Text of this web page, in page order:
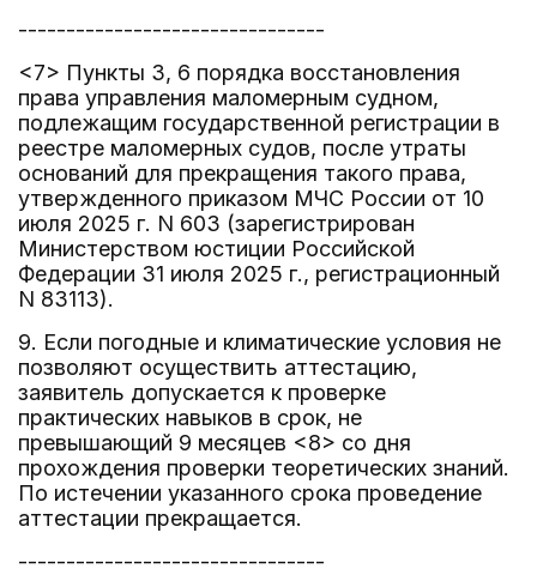
--------------------------------
<7> Пункты 3, 6 порядка восстановления
права управления маломерным судном,
подлежащим государственной регистрации в
реестре маломерных судов, после утраты
оснований для прекращения такого права,
утвержденного приказом МЧС России от 10
июля 2025 г. N 603 (зарегистрирован
Министерством юстиции Российской
Федерации 31 июля 2025 г., регистрационный
N 83113).
9. Если погодные и климатические условия не
позволяют осуществить аттестацию,
заявитель допускается к проверке
практических навыков в срок, не
превышающий 9 месяцев <8> со дня
прохождения проверки теоретических знаний.
По истечении указанного срока проведение
аттестации прекращается.
--------------------------------